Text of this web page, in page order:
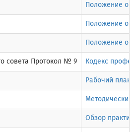
Положение о
Положение о
Положение о
совета Протокол № 9 Кодекс
Рабочий план
Методические
Обзор